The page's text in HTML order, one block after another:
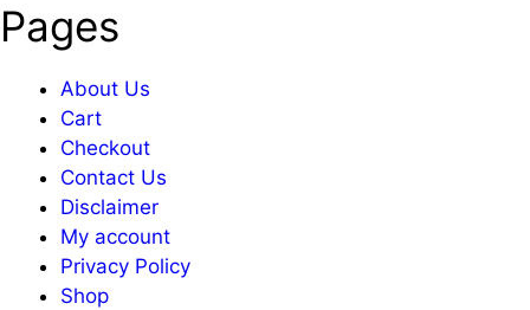
Pages
About Us
Cart
Checkout
Contact Us
Disclaimer
My account
Privacy Policy
Shop